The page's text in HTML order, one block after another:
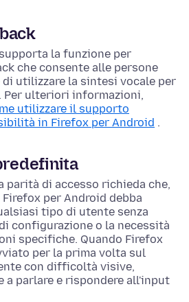
la funzione per
che consente alle persone
utilizzare la sintesi vocale per
Per ulteriori informazioni,
utilizzare il supporto
in Firefox per Android .
parità di accesso richieda che,
per Android debba
tipo di utente senza
configurazione o la necessità
specifiche. Quando Firefox
per la prima volta sul
con difficoltà visive,
a parlare e rispondere all'input